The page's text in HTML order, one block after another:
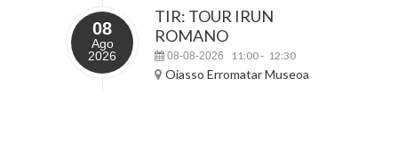
08
Ago
2026
TIR: TOUR IRUN
ROMANO
08-08-2026 11:00- 12:30
Oiasso Erromatar Museoa